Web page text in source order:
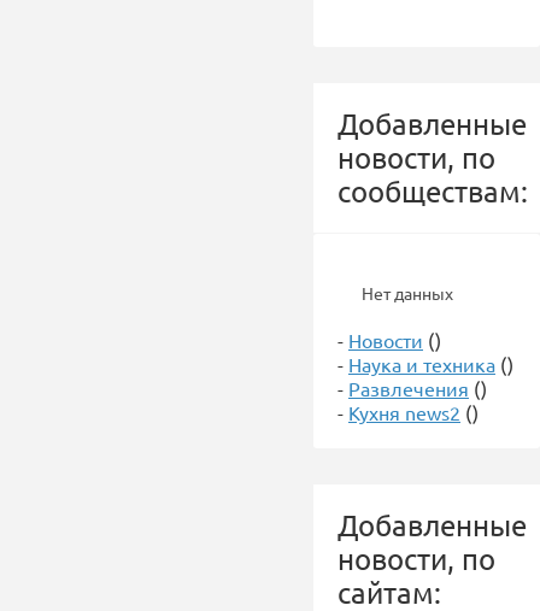
Добавленные
новости, по
сообществам:
Нет данных
- Новости ()
- Наука и техника ()
- Развлечения ()
- Кухня news2 ()
Добавленные
новости, по
сайтам: